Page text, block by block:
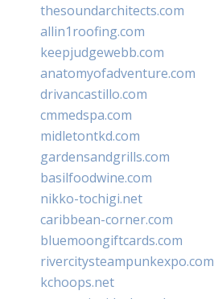
thesoundarchitects.com
allin1roofing.com
keepjudgewebb.com
anatomyofadventure.com
drivancastillo.com
cmmedspa.com
midletontkd.com
gardensandgrills.com
basilfoodwine.com
nikko-tochigi.net
caribbean-corner.com
bluemoongiftcards.com
rivercitysteampunkexpo.com
kchoops.net